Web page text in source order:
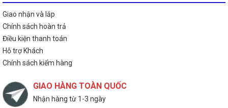
Giao nhận và lắp
Chính sách hoàn trả
Điều kiện thanh toán
Hỗ trợ Khách
Chính sách kiểm hàng
GIAO HÀNG TOÀN QUỐC
Nhận hàng từ 1-3 ngày